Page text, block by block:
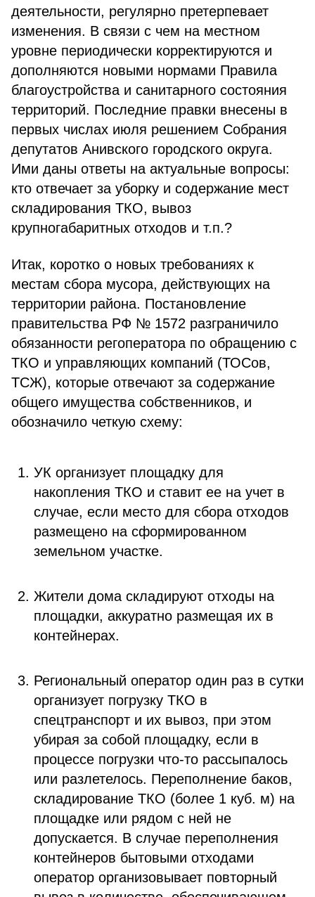
деятельности, регулярно претерпевает
изменения. В связи с чем на местном
уровне периодически корректируются и
дополняются новыми нормами Правила
благоустройства и санитарного состояния
территорий. Последние правки внесены в
первых числах июля решением Собрания
депутатов Анивского городского округа.
Ими даны ответы на актуальные вопросы:
кто отвечает за уборку и содержание мест
складирования ТКО, вывоз
крупногабаритных отходов и т.п.?
Итак, коротко о новых требованиях к
местам сбора мусора, действующих на
территории района. Постановление
правительства РФ № 1572 разграничило
обязанности регоператора по обращению с
ТКО и управляющих компаний (ТОСов,
ТСЖ), которые отвечают за содержание
общего имущества собственников, и
обозначило четкую схему:
УК организует площадку для
накопления ТКО и ставит ее на учет в
случае, если место для сбора отходов
размещено на сформированном
земельном участке.
Жители дома складируют отходы на
площадки, аккуратно размещая их в
контейнерах.
Региональный оператор один раз в сутки
организует погрузку ТКО в
спецтранспорт и их вывоз, при этом
убирая за собой площадку, если в
процессе погрузки что-то рассыпалось
или разлетелось. Переполнение баков,
складирование ТКО (более 1 куб. м) на
площадке или рядом с ней не
допускается. В случае переполнения
контейнеров бытовыми отходами
оператор организовывает повторный